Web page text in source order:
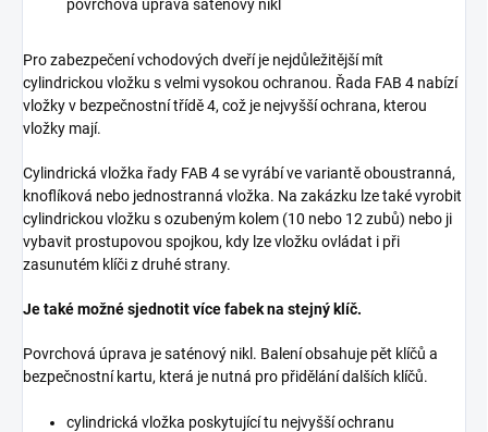
povrchová úprava saténový nikl
Pro zabezpečení vchodových dveří je nejdůležitější mít
cylindrickou vložku s velmi vysokou ochranou. Řada FAB 4 nabízí
vložky v bezpečnostní třídě 4, což je nejvyšší ochrana, kterou
vložky mají.
Cylindrická vložka řady FAB 4 se vyrábí ve variantě oboustranná,
knoflíková nebo jednostranná vložka. Na zakázku lze také vyrobit
cylindrickou vložku s ozubeným kolem (10 nebo 12 zubů) nebo ji
vybavit prostupovou spojkou, kdy lze vložku ovládat i při
zasunutém klíči z druhé strany.
Je také možné sjednotit více fabek na stejný klíč.
Povrchová úprava je saténový nikl. Balení obsahuje pět klíčů a
bezpečnostní kartu, která je nutná pro přidělání dalších klíčů.
cylindrická vložka poskytující tu nejvyšší ochranu